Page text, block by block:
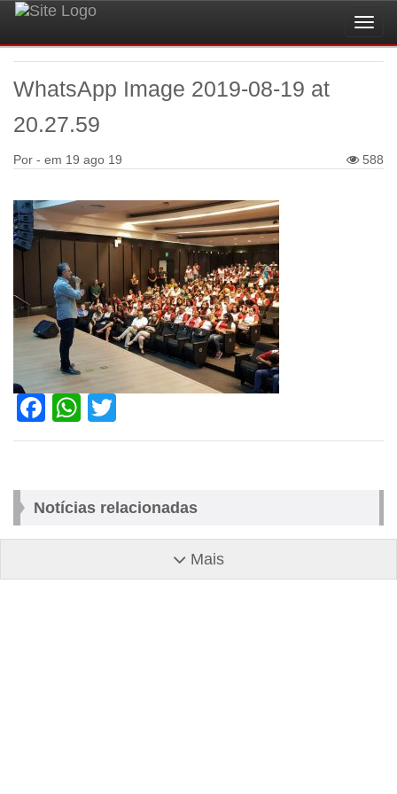
WhatsApp Image 2019-08-19 at
20.27.59
Por - em 19 ago 19 588
Facebook
WhatsApp
Notícias relacionadas
Mais